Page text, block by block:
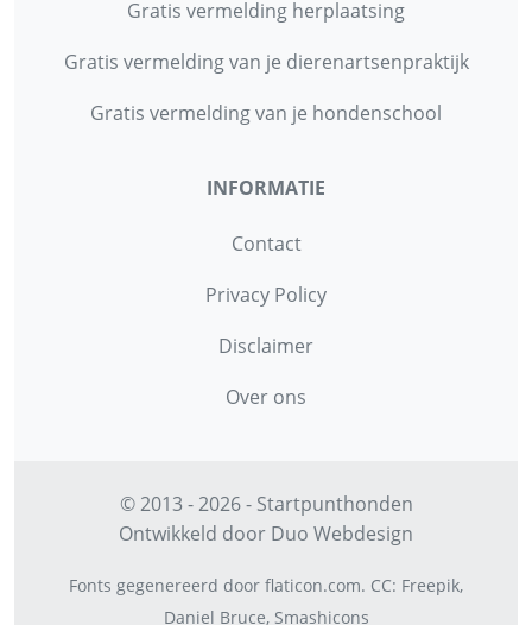
Gratis vermelding herplaatsing
Gratis vermelding van je dierenartsenpraktijk
Gratis vermelding van je hondenschool
INFORMATIE
Contact
Privacy Policy
Disclaimer
Over ons
© 2013 - 2026 - Startpunthonden
Ontwikkeld door Duo Webdesign
Fonts gegenereerd door flaticon.com. CC: Freepik,
Daniel Bruce, Smashicons